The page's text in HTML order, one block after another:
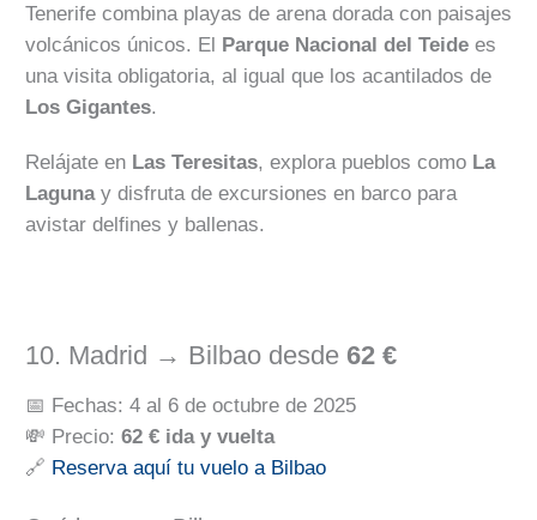
Tenerife combina playas de arena dorada con paisajes
volcánicos únicos. El Parque Nacional del Teide es
una visita obligatoria, al igual que los acantilados de
Los Gigantes.
Relájate en Las Teresitas, explora pueblos como La
Lagunay disfruta de excursiones en barco para
avistar delfines y ballenas.
10. Madrid → Bilbao desde 62 €
📅 Fechas: 4 al 6 de octubre de 2025
💸 Precio: 62 € ida y vuelta
🔗 Reserva aquí tu vuelo a Bilbao